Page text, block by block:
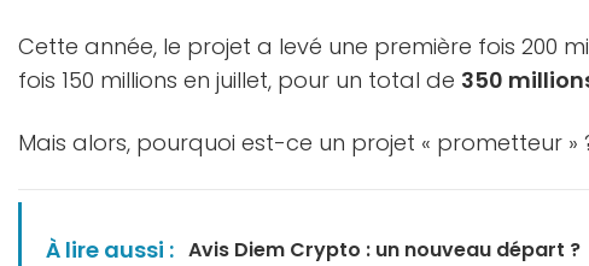
Cette année, le projet a levé une première fois 200
fois 150 millions en juillet, pour un total de 350
Mais alors, pourquoi est-ce un projet « prometteur »
À lire aussi : Avis Diem Crypto : un nouveau départ ?